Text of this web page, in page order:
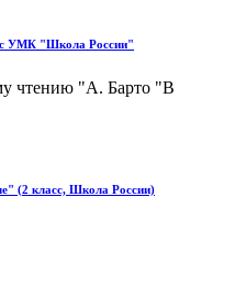
УМК "Школа России"
чтению "А. Барто "В
(2 класс, Школа России)